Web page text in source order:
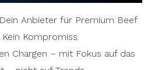
Anbieter für Premium Beef
Kein Kompromiss.
Chargen – mit Fokus auf das